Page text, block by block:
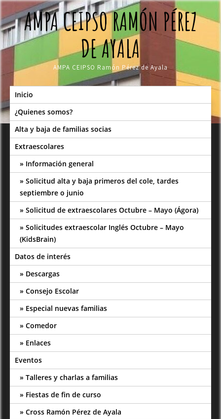
Skip
to
contentAMPA CEIPSO RAMÓN PÉREZ
DE AYALA
AMPA CEIPSO Ramón Pérez de Ayala
Inicio
¿Quienes somos?
Alta y baja de familias socias
Extraescolares
Información general
Solicitud alta y baja primeros del cole, tardes
septiembre o junio
Solicitud de extraescolares Octubre – Mayo (Ágora)
Solicitudes extraescolar Inglés Octubre – Mayo
(KidsBrain)
Datos de interés
Descargas
Consejo Escolar
Especial nuevas familias
Comedor
Enlaces
Eventos
Talleres y charlas a familias
Fiestas de fin de curso
Cross Ramón Pérez de Ayala